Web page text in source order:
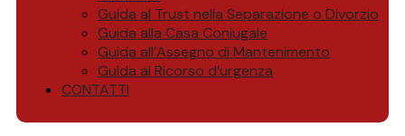
Guida al Trust nella Separazione o Divorzio
Guida alla Casa Coniugale
Guida all’Assegno di Mantenimento
Guida al Ricorso d’urgenza
CONTATTI